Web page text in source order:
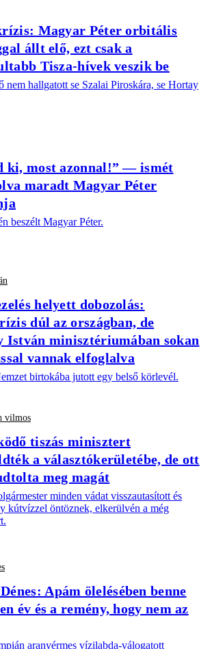
Magyar Péter orbitális
állt elő, ezt csak a
Tisza-hívek veszik be
nem hallgatott se Szalai Piroskára, se Hortay
ki, most azonnal!” — ismét
maradt Magyar Péter
beszélt Magyar Péter.
helyett dobozolás:
dúl az országban, de
István minisztériumában sokan
vannak elfoglalva
birtokába jutott egy belső körlevél.
vilmos
tiszás minisztert
a választókerületébe, de ott
meg magát
minden vádat visszautasított és
kútvízzel öntöznek, elkerülvén a még
Apám ölelésében benne
év és a remény, hogy nem az
aranyérmes vízilabda-válogatott